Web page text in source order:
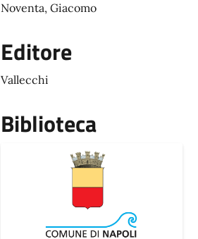
Noventa, Giacomo
Editore
Vallecchi
Biblioteca